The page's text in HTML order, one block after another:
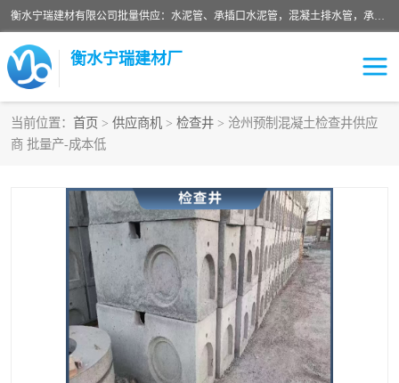
衡水宁瑞建材有限公司批量供应：水泥管、承插口水泥管，混凝土排水管，承插口水泥管，企口水泥管，钢承口水泥管，顶管，平口水泥管，水泥检查井，混凝土检查井，预制混凝土检查井，矩形检查井，圆形检查井等产品。
衡水宁瑞建材厂
当前位置： 首页 > 供应商机 > 检查井 > 沧州预制混凝土检查井供应
商 批量产-成本低
检查井
水泥检查井 水泥管
圆形检查井 矩形检查井
混凝土检查井 预制混凝土检查井
企口水泥管 钢承口水泥管
波纹管